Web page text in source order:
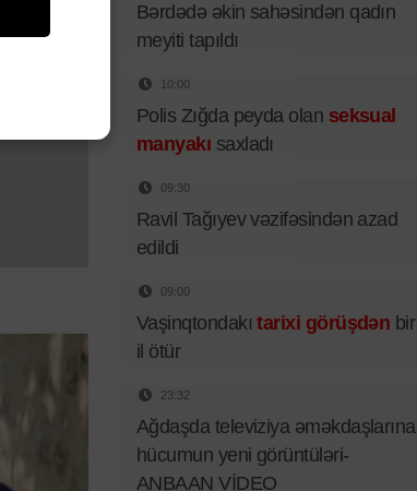
Bərdədə əkin sahəsindən qadın
meyiti tapıldı
10:00
Polis Zığda peyda olan seksual
manyakı saxladı
09:30
Ravil Tağıyev vəzifəsindən azad
edildi
09:00
Vaşinqtondakıtarixi görüşdən bir
il ötür
23:32
Ağdaşda televiziya əməkdaşlarına
hücumun yeni görüntüləri-
ANBAAN VİDEO